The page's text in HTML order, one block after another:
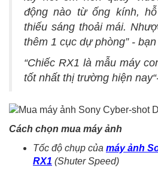
động nào từ ống kính,
thiếu sáng thoải mái.
thêm 1 cục dự phòng” -
“Chiếc RX1 là mẫu máy
tốt nhất thị trường hiện
Cách chọn mua máy ảnh
Tốc độ chụp của máy ảnh
RX1 (Shuter Speed)